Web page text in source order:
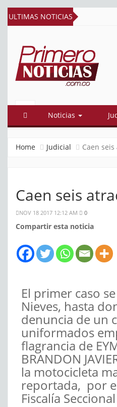
ULTIMAS NOTICIAS
NOTICIAS
Noticias
Home Judicial Caen
Caen seis
NOV 18 2017 12:12 AM 0
Compartir esta noticia
El primer caso
Nieves, hasta
denuncia de un
uniformados
flagrancia de
BRANDON
la motocicleta
reportada, por
Fiscalía